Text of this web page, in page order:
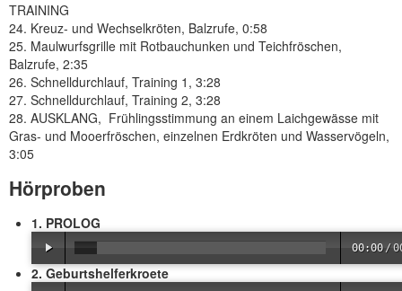
TRAINING
24. Kreuz- und Wechselkröten, Balzrufe, 0:58
25. Maulwurfsgrille mit Rotbauchunken und Teichfröschen,
Balzrufe, 2:35
26. Schnelldurchlauf, Training 1, 3:28
27. Schnelldurchlauf, Training 2, 3:28
28. AUSKLANG, Frühlingsstimmung an einem Laichgewässe mit
Gras- und Mooerfröschen, einzelnen Erdkröten und Wasservögeln,
3:05
Hörproben
1. PROLOG
00:00 /
2. Geburtshelferkroete